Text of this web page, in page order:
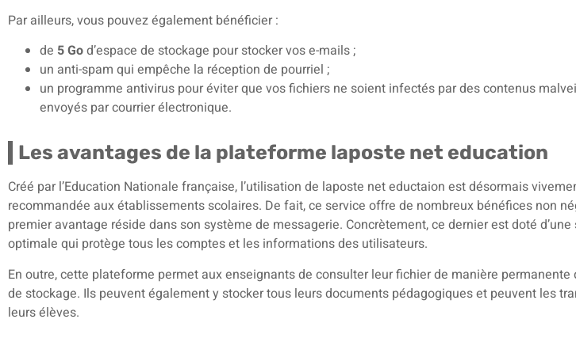
Par ailleurs, vous pouvez également bénéficier :
de 5 God’espace de stockage pour stocker vos e-mails ;
un anti-spam qui empêche la réception de pourriel ;
un programme antivirus pour éviter que vos fichiers ne soient infectés par des contenus
envoyés par courrier électronique.
Les avantages de la plateforme laposte net education
Créé par l’Education Nationale française, l’utilisation de laposte net eductaion est désormais
recommandée aux établissements scolaires. De fait, ce service offre de nombreux bénéfices non
premier avantage réside dans son système de messagerie. Concrètement, ce dernier est doté d’une
optimale qui protège tous les comptes et les informations des utilisateurs.
En outre, cette plateforme permet aux enseignants de consulter leur fichier de manière permanente
de stockage. Ils peuvent également y stocker tous leurs documents pédagogiques et peuvent les
leurs élèves.